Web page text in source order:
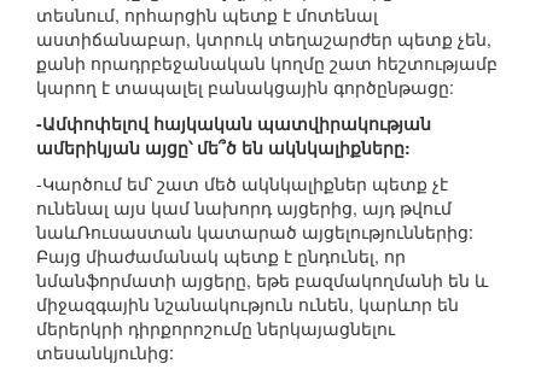
տեսնում, որհարցին պետք է մոտենալ
աստիճանաբար, կտրուկ տեղաշարժեր պետք չեն,
քանի որադրբեջանական կողմը շատ հեշտությամբ
կարող է տապալել բանակցային գործընթացը:
-Ամփոփելով հայկական պատվիրակության
ամերիկյան այցը՝ մե՞ծ են ակնկալիքները:
-Կարծում եմ՝ շատ մեծ ակնկալիքներ պետք չէ
ունենալ այս կամ նախորդ այցերից, այդ թվում
նաևՌուսաստան կատարած այցելություններից:
Բայց միաժամանակ պետք է ընդունել, որ
նմանֆորմատի այցերը, եթե բազմակողմանի են և
միջազգային նշանակություն ունեն, կարևոր են
մերերկրի դիրքորոշումը ներկայացնելու
տեսանկյունից: